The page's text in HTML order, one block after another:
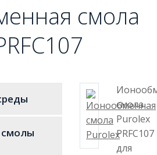
смола
смола
Purolex
PRFC107
для